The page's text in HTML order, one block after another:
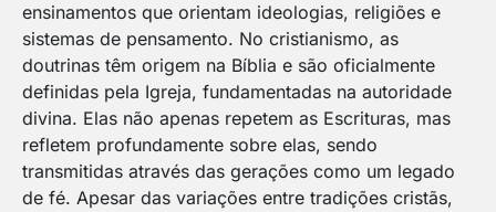
ensinamentos que orientam ideologias, religiões e
sistemas de pensamento. No cristianismo, as
doutrinas têm origem na Bíblia e são oficialmente
definidas pela Igreja, fundamentadas na autoridade
divina. Elas não apenas repetem as Escrituras, mas
refletem profundamente sobre elas, sendo
transmitidas através das gerações como um legado
de fé. Apesar das variações entre tradições cristãs,